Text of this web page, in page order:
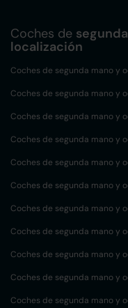
Coches de
localización
Coches de segunda mano y
Coches de segunda mano y
Coches de segunda mano y
Coches de segunda mano y
Coches de segunda mano y
Coches de segunda mano y
Coches de segunda mano y
Coches de segunda mano y
Coches de segunda mano y
Coches de segunda mano y
Coches de segunda mano y